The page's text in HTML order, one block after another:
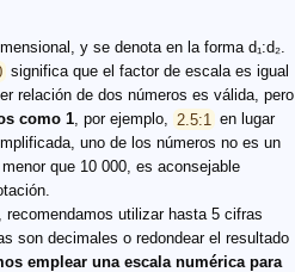
y se denota en la forma d₁:d₂.
significa que el factor de escala es igual
relación de dos números es válida, pero
como 1, por ejemplo, 2.5:1 en lugar
uno de los números no es un
que 10 000, es aconsejable
utilizar hasta 5 cifras
son decimales o redondear el resultado
emplear una escala numérica para